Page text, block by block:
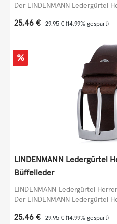
Der LINDENMANN Ledergürtel
Verkaufspreis:
25,46 € Regulärer Preis:
29,95 € (14.99% gespart)
Rabatt
%
LINDENMANN Ledergürtel
Büffelleder
LINDENMANN Ledergürtel
Der LINDENMANN Ledergürtel
Verkaufspreis:
25,46 € Regulärer Preis:
29,95 € (14.99% gespart)